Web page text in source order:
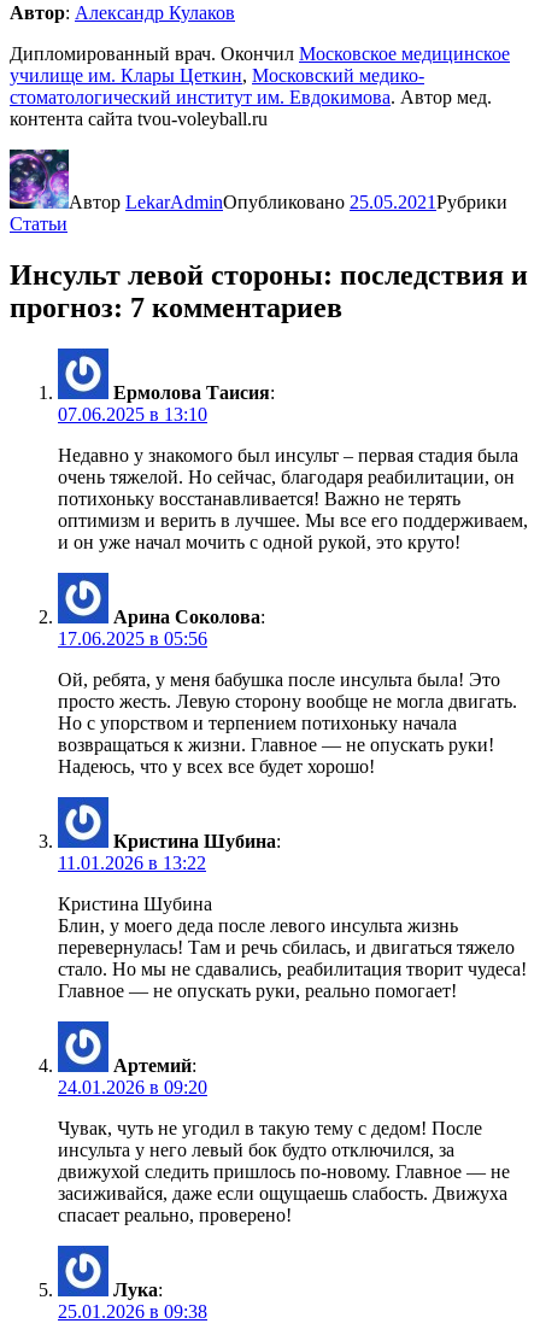
Автор: Александр Кулаков
Дипломированный врач. Окончил Московское медицинское
училище им. Клары Цеткин, Московский медико-
стоматологический институт им. Евдокимова. Автор мед.
контента сайта tvou-voleyball.ru
Автор LekarAdminОпубликовано 25.05.2021Рубрики
Статьи
Инсульт левой стороны: последствия и
прогноз: 7 комментариев
Ермолова Таисия:
07.06.2025 в 13:10
Недавно у знакомого был инсульт – первая стадия была
очень тяжелой. Но сейчас, благодаря реабилитации, он
потихоньку восстанавливается! Важно не терять
оптимизм и верить в лучшее. Мы все его поддерживаем,
и он уже начал мочить с одной рукой, это круто!
Арина Соколова:
17.06.2025 в 05:56
Ой, ребята, у меня бабушка после инсульта была! Это
просто жесть. Левую сторону вообще не могла двигать.
Но с упорством и терпением потихоньку начала
возвращаться к жизни. Главное — не опускать руки!
Надеюсь, что у всех все будет хорошо!
Кристина Шубина:
11.01.2026 в 13:22
Кристина Шубина
Блин, у моего деда после левого инсульта жизнь
перевернулась! Там и речь сбилась, и двигаться тяжело
стало. Но мы не сдавались, реабилитация творит чудеса!
Главное — не опускать руки, реально помогает!
Артемий:
24.01.2026 в 09:20
Чувак, чуть не угодил в такую тему с дедом! После
инсульта у него левый бок будто отключился, за
движухой следить пришлось по-новому. Главное — не
засиживайся, даже если ощущаешь слабость. Движуха
спасает реально, проверено!
Лука:
25.01.2026 в 09:38